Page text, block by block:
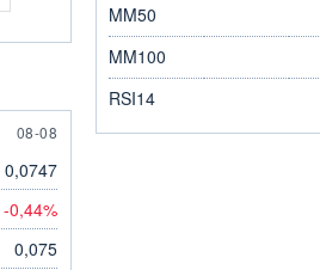
8 AUGUST
08-08
0,0747
-0,44%
0,075
MM50
MM100
RSI14